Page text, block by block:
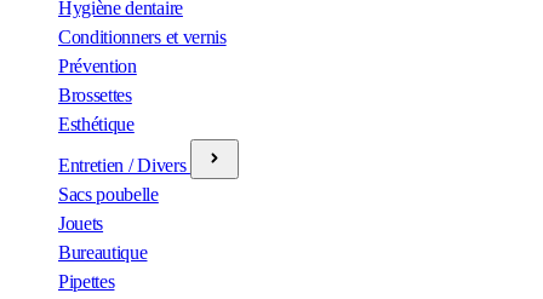
Hygiène dentaire
Conditionners et vernis
Prévention
Brossettes
Esthétique
Entretien / Divers
Sacs poubelle
Jouets
Bureautique
Pipettes